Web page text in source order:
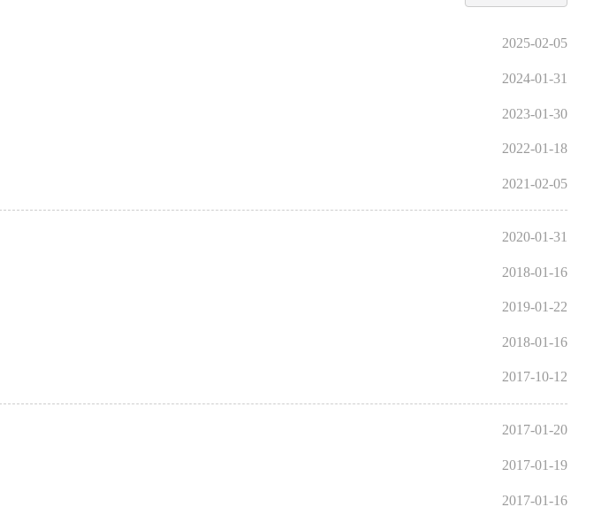
2025-02-05
2024-01-31
2023-01-30
2022-01-18
2021-02-05
2020-01-31
2018-01-16
2019-01-22
2018-01-16
2017-10-12
2017-01-20
2017-01-19
2017-01-16